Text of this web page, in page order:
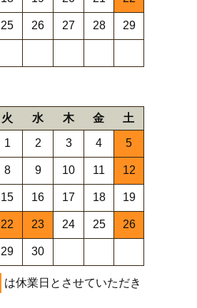
25 26 27 28 29
火 水 木 金 土
1 2 3 4 5
8 9 10 11 12
15 16 17 18 19
22 23 24 25 26
29 30
は休業日とさせていただき